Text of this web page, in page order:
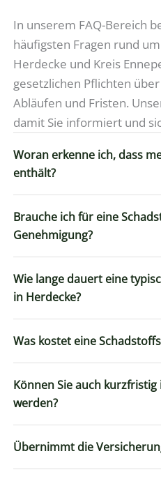
In unserem FAQ-Bereich
häufigsten Fragen rund
Herdecke und Kreis
gesetzlichen Pflichten
Abläufen und Fristen.
damit Sie informiert und
Woran erkenne ich, dass
enthält?
Brauche ich für eine
Genehmigung?
Wie lange dauert eine
in Herdecke?
Was kostet eine
Können Sie auch
werden?
Übernimmt die